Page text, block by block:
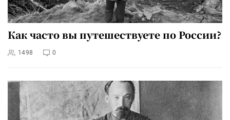
Как часто вы путешествуете по России?
1498 0